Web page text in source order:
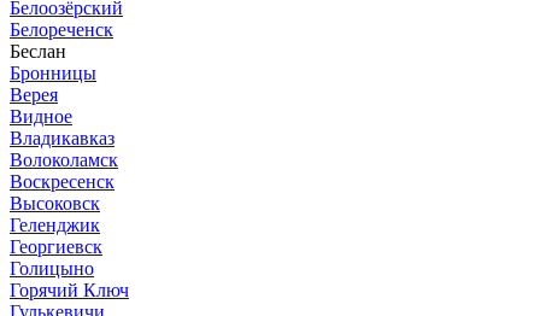
Белоозёрский
Белореченск
Беслан
Бронницы
Верея
Видное
Владикавказ
Волоколамск
Воскресенск
Высоковск
Геленджик
Георгиевск
Голицыно
Горячий Ключ
Гулькевичи